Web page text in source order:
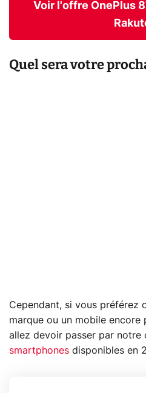
Voir l'offre OnePlus
Quel sera votre
Cependant, si vous préférez
marque ou un mobile encore
allez devoir passer par notre
smartphones disponibles en